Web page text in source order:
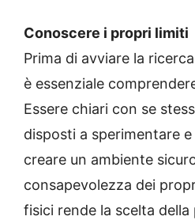
Conoscere i propri limiti
Prima di avviare la
è essenziale
Essere chiari con se
disposti a sperimentare
creare un ambiente
consapevolezza dei
fisici rende la scelta della